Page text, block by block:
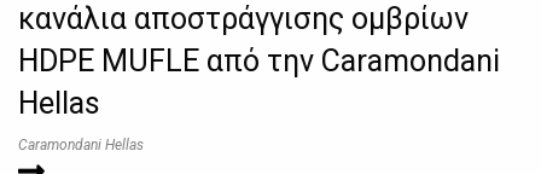
κανάλια αποστράγγισης ομβρίων
HDPE MUFLE από την Caramondani
Hellas
Caramondani Hellas